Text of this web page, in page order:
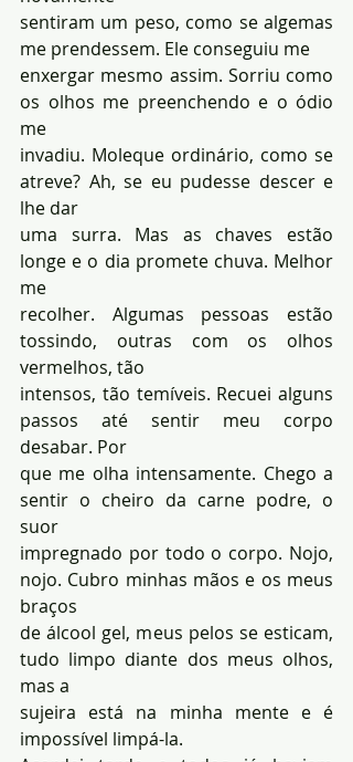
sentiram um peso, como se algemas
me prendessem. Ele conseguiu me
enxergar mesmo assim. Sorriu como
os olhos me preenchendo e o ódio
me
invadiu. Moleque ordinário, como se
atreve? Ah, se eu pudesse descer e
lhe dar
uma surra. Mas as chaves estão
longe e o dia promete chuva. Melhor
me
recolher. Algumas pessoas estão
tossindo, outras com os olhos
vermelhos, tão
intensos, tão temíveis. Recuei alguns
passos até sentir meu corpo
desabar. Por
que me olha intensamente. Chego a
sentir o cheiro da carne podre, o
suor
impregnado por todo o corpo. Nojo,
nojo. Cubro minhas mãos e os meus
braços
de álcool gel, meus pelos se esticam,
tudo limpo diante dos meus olhos,
mas a
sujeira está na minha mente e é
impossível limpá-la.